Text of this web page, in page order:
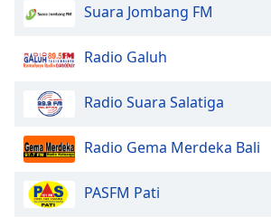
Background
Opacity
Suara Jombang FM
Radio Galuh
Radio Suara Salatiga
Radio Gema Merdeka Bali
PASFM Pati